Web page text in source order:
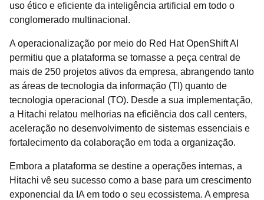
uso ético e eficiente da inteligência artificial em todo o
conglomerado multinacional.
A operacionalização por meio do Red Hat OpenShift AI
permitiu que a plataforma se tornasse a peça central de
mais de 250 projetos ativos da empresa, abrangendo tanto
as áreas de tecnologia da informação (TI) quanto de
tecnologia operacional (TO). Desde a sua implementação,
a Hitachi relatou melhorias na eficiência dos call centers,
aceleração no desenvolvimento de sistemas essenciais e
fortalecimento da colaboração em toda a organização.
Embora a plataforma se destine a operações internas, a
Hitachi vê seu sucesso como a base para um crescimento
exponencial da IA em todo o seu ecossistema. A empresa